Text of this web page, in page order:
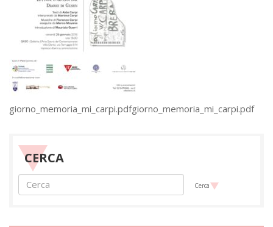
giorno_memoria_mi_carpi.pdfgiorno_memoria_mi_carpi.pdf
CERCA
Cerca